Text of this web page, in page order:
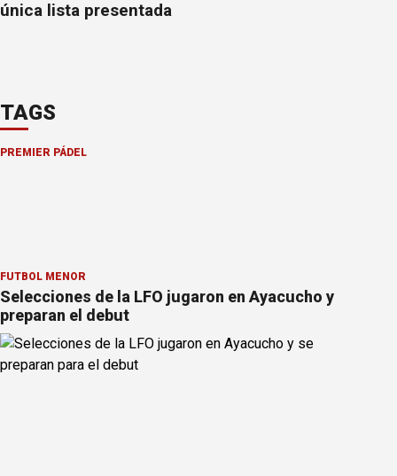
única lista presentada
TAGS
PREMIER PÁDEL
FÚTBOL MENOR
Selecciones de la LFO jugaron en Ayacucho y
preparan el debut